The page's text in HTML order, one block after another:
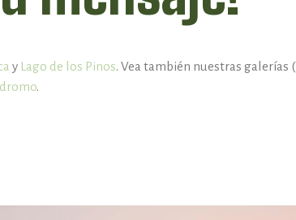
y Lago de los Pinos. Vea también nuestras galerías (
.